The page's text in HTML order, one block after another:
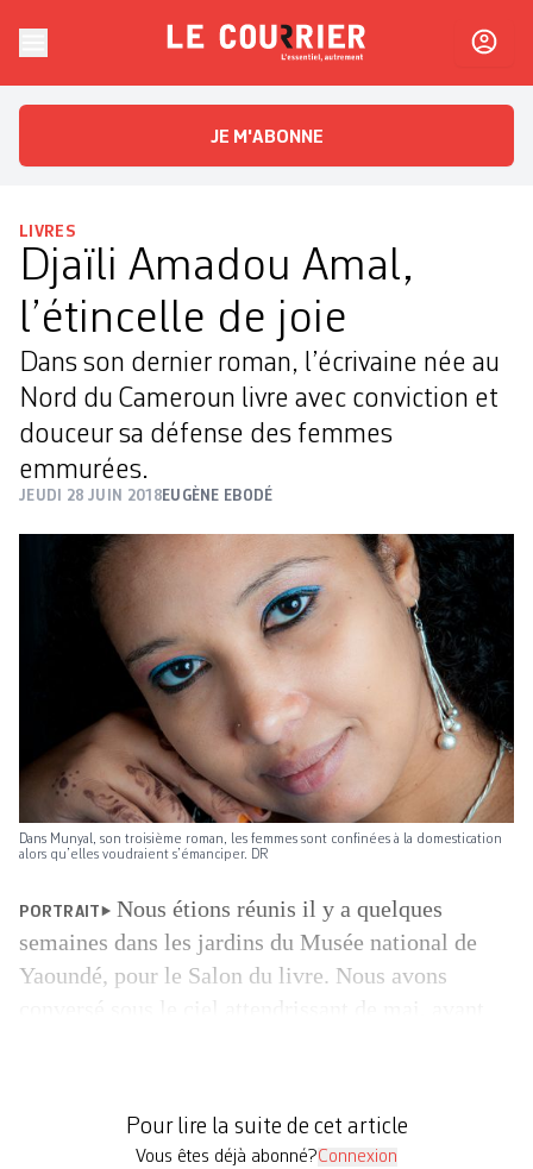
Le CourrierL'essentiel, autrement
JE M'ABONNE
LIVRES
Djaïli Amadou Amal,
l’étincelle de joie
Dans son dernier roman, l’écrivaine née au
Nord du Cameroun livre avec conviction et
douceur sa défense des femmes
emmurées.
JEUDI 28 JUIN 2018EUGÈNE EBODÉ
Dans Munyal, son troisième roman, les femmes sont confinées à la domestication
alors qu’elles voudraient s’émanciper. DR
PORTRAIT
Nous étions réunis il y a quelques
semaines dans les jardins du Musée national de
Yaoundé, pour le Salon du livre. Nous avons
Amadou Amal […]
Pour lire la suite de cet article
Vous êtes déjà abonné?Connexion